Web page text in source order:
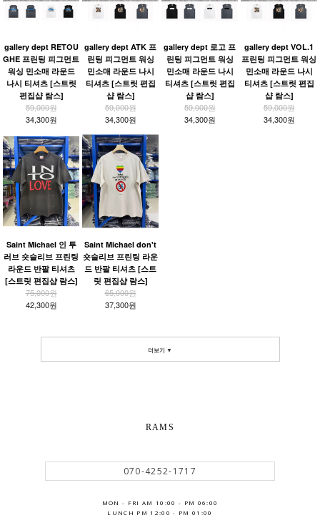
gallery dept RETOU
GHE 프린팅 피그먼트
워싱 민소매 라운드
나시 티셔츠 [스트릿
편집샵 람스]
59,000원
34,300원
gallery dept ATK 프
린팅 피그먼트 워싱
민소매 라운드 나시
티셔츠 [스트릿 편집
샵 람스]
59,000원
34,300원
gallery dept 로고 프
린팅 피그먼트 워싱
민소매 라운드 나시
티셔츠 [스트릿 편집
샵 람스]
59,000원
34,300원
gallery dept VOL.1
프린팅 피그먼트 워싱
민소매 라운드 나시
티셔츠 [스트릿 편집
샵 람스]
59,000원
34,300원
Saint Michael 인 투
러브 숏슬리브 프린팅
라운드 반팔 티셔츠
[스트릿 편집샵 람스]
75,000원
42,300원
Saint Michael don't
숏슬리브 프린팅 라운
드 반팔 티셔츠 [스트
릿 편집샵 람스]
65,000원
37,300원
더보기 ▼
RAMS
070-4252-1717
MON - FRI AM 10:00 - PM 06:00
LUNCH PM 12:00 - PM 01:00